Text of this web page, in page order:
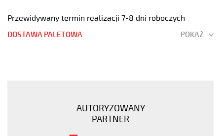
Przewidywany termin realizacji 7-8 dni roboczych
DOSTAWA PALETOWA POKAŻ
AUTORYZOWANY
PARTNER